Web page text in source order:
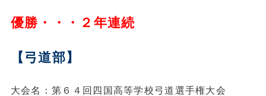
優勝・・・２年連続
【弓道部】
大会名：第６４回四国高等学校弓道選手権大会